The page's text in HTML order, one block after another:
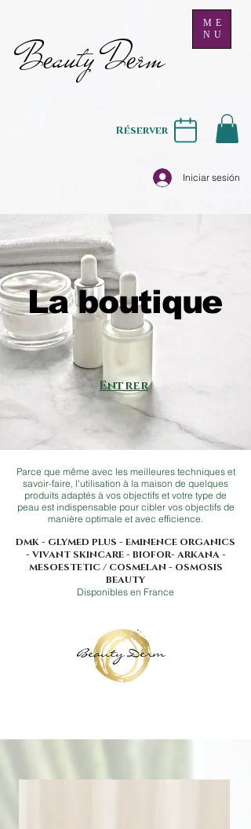
Beauty Derm
ME
NU
Iniciar sesión
Réserver
La boutique
Entrer
Parce que même avec les meilleures techniques et
savoir-faire, l'utilisation à la maison de quelques
produits adaptés à vos objectifs et votre type de
peau est indispensable pour cibler vos objectifs de
manière optimale et avec efficience.
DMK - GLYMED PLUS - EMINENCE ORGANICS
- VIVANT SKINCARE - BIOFOR- ARKANA -
MESOESTETIC / COSMELAN - OSMOSIS
BEAUTY
Disponibles en France